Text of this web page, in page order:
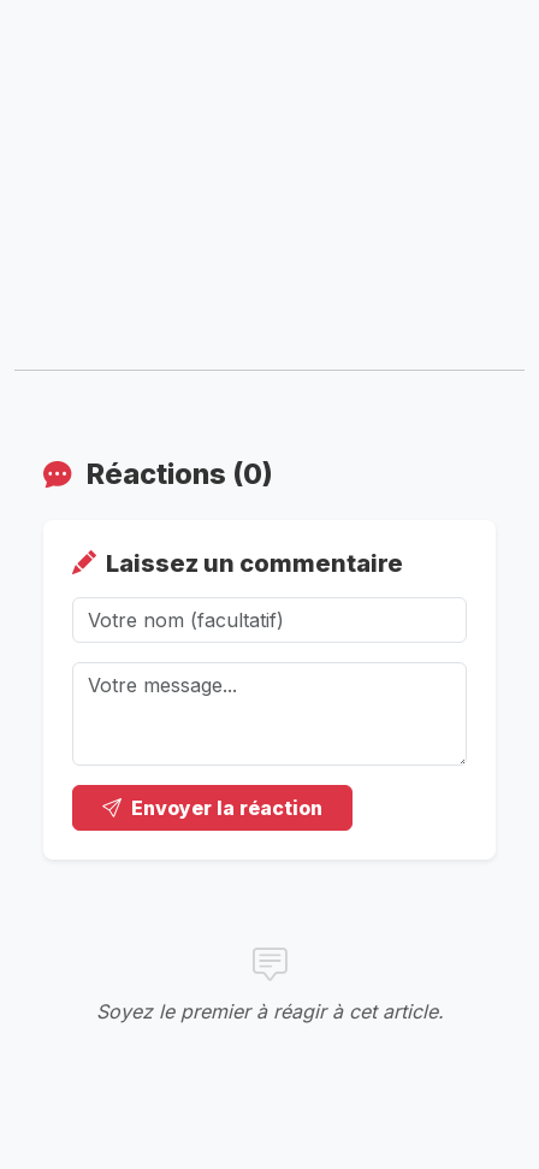
Réactions (0)
Laissez un commentaire
Envoyer la réaction
Soyez le premier à réagir à cet article.